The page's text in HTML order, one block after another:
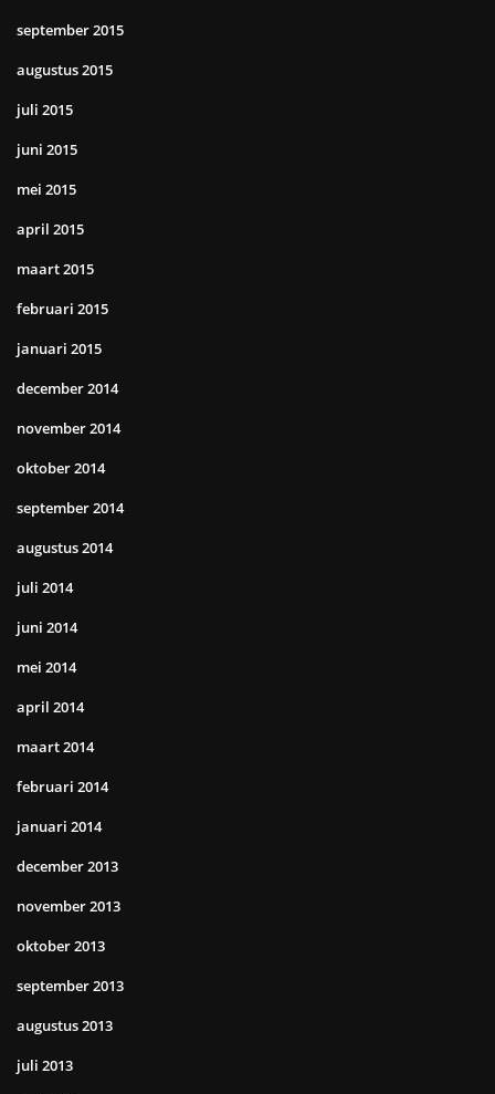
september 2015
augustus 2015
juli 2015
juni 2015
mei 2015
april 2015
maart 2015
februari 2015
januari 2015
december 2014
november 2014
oktober 2014
september 2014
augustus 2014
juli 2014
juni 2014
mei 2014
april 2014
maart 2014
februari 2014
januari 2014
december 2013
november 2013
oktober 2013
september 2013
augustus 2013
juli 2013